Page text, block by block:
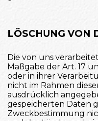
LÖSCHUNG VON
Die von uns
Maßgabe der Art. 17
oder in ihrer
nicht im Rahmen
ausdrücklich
gespeicherten Daten
Zweckbestimmung